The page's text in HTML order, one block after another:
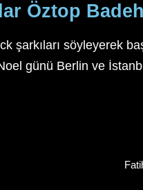
Öztop
şarkıları söyleyerek
günü Berlin ve